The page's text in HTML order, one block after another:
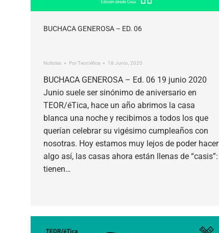
BUCHACA GENEROSA – ED. 06
Noticias PorTeor/ética 18 Junio, 2020
BUCHACA GENEROSA – Ed. 06 19 junio 2020
Junio suele ser sinónimo de aniversario en
TEOR/éTica, hace un año abrimos la casa
blanca una noche y recibimos a todos los que
querían celebrar su vigésimo cumpleaños con
nosotras. Hoy estamos muy lejos de poder hacer
algo así, las casas ahora están llenas de “casis”:
tienen…